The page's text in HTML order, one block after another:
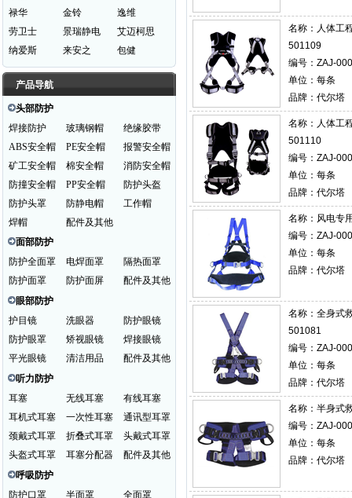
禄华
金铃
逸维
劳卫士
景瑞静电
艾迈柯思
纳爱斯
来安之 包健
产品导航
头部防护
焊接防护
玻璃钢帽
绝缘胶带
ABS安全帽
PE安全帽
报警安全帽
矿工安全帽
棉安全帽
消防安全帽
防撞安全帽
PP安全帽
防护头盔
防护头罩
防静电帽
工作帽
焊帽
配件及其他
面部防护
防护全面罩
电焊面罩
隔热面罩
防护面罩
防护面屏
配件及其他
眼部防护
护目镜
洗眼器
防护眼镜
防护眼罩
矫视眼镜
焊接眼镜
平光眼镜
清洁用品
配件及其他
听力防护
耳塞
无线耳塞
有线耳塞
耳机式耳塞
一次性耳塞
通讯型耳罩
颈戴式耳罩
折叠式耳罩
头戴式耳罩
头盔式耳罩
耳塞分配器
配件及其他
呼吸防护
防护口罩
半面罩
全面罩
名称： 人体工
501109
编号：ZAJ-
单位：每条
品牌：代尔塔
名称： 人体工
501110
编号：ZAJ-
单位：每条
品牌：代尔塔
名称： 风电专
编号：ZAJ-
单位：每条
品牌：代尔塔
名称： 全身式
501081
编号：ZAJ-
单位：每条
品牌：代尔塔
名称： 半身式
编号：ZAJ-
单位：每条
品牌：代尔塔